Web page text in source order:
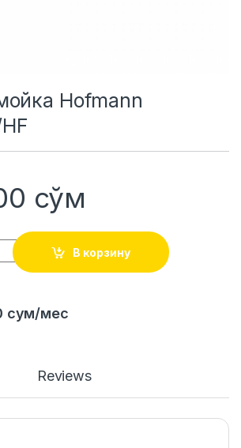
Hofmann
сўм
В корзину
сум/мес
Reviews